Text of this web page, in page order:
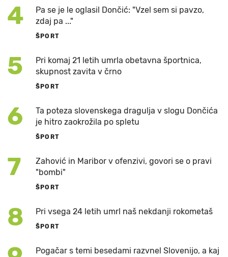
4
Pa se je le oglasil Dončić: "Vzel sem si pavzo,
zdaj pa ..."
ŠPORT
5
Pri komaj 21 letih umrla obetavna športnica,
skupnost zavita v črno
ŠPORT
6
Ta poteza slovenskega dragulja v slogu Dončića
je hitro zaokrožila po spletu
ŠPORT
7
Zahović in Maribor v ofenzivi, govori se o pravi
"bombi"
ŠPORT
8 Pri vsega 24 letih umrl naš nekdanji rokometaš
ŠPORT
Pogačar s temi besedami razvnel Slovenijo, a kaj